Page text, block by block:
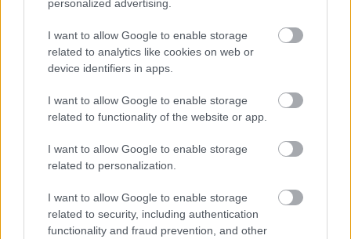
personalized advertising.
I want to allow Google to enable storage
related to analytics like cookies on web or
device identifiers in apps.
I want to allow Google to enable storage
related to functionality of the website or app.
I want to allow Google to enable storage
related to personalization.
I want to allow Google to enable storage
related to security, including authentication
functionality and fraud prevention, and other
közgazdászok számos olyan elmélettel álltak elő,
amelyek szerint az EU-ból származó munkaerő-
bevándorlás előnyös az…